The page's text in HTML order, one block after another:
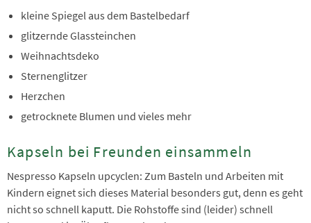
kleine Spiegel aus dem Bastelbedarf
glitzernde Glassteinchen
Weihnachtsdeko
Sternenglitzer
Herzchen
getrocknete Blumen und vieles mehr
Kapseln bei Freunden einsammeln
Nespresso Kapseln upcyclen: Zum Basteln und Arbeiten mit
Kindern eignet sich dieses Material besonders gut, denn es geht
nicht so schnell kaputt. Die Rohstoffe sind (leider) schnell